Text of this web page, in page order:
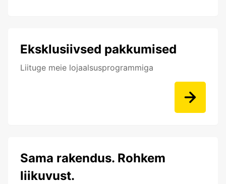
Eksklusiivsed pakkumised
Liituge meie lojaalsusprogrammiga
Sama rakendus. Rohkem
liikuvust.